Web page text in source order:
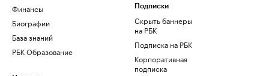
Финансы
Биографии
База знаний
РБК Образование
Подписки
Скрыть баннеры
на РБК
Подписка на РБК
Корпоративная
подписка